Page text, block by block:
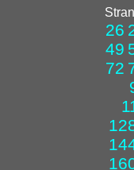
26
49
72